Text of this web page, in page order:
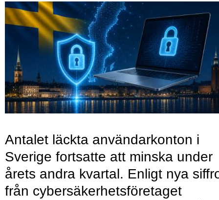
Antalet läckta användarkonton i
Sverige fortsatte att minska under
årets andra kvartal. Enligt nya
från cybersäkerhetsföretaget